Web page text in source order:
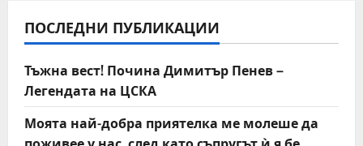
v
i
g
a
ПОСЛЕДНИ ПУБЛИКАЦИИ
Тъжна вест! Почина Димитър Пенев –
Легендата на ЦСКА
Моята най-добра приятелка ме молеше да